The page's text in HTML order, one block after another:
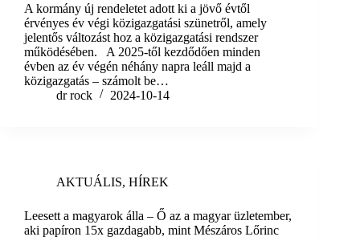
A kormány új rendeletet adott ki a jövő évtől
érvényes év végi közigazgatási szünetről, amely
jelentős változást hoz a közigazgatási rendszer
működésében. A 2025-től kezdődően minden
évben az év végén néhány napra leáll majd a
közigazgatás – számolt be…
dr rock
2024-10-14
AKTUÁLIS, HÍREK
Leesett a magyarok álla – Ő az a magyar üzletember,
aki papíron 15x gazdagabb, mint Mészáros Lőrinc